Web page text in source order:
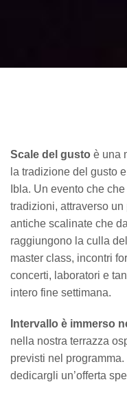
Scale del gusto è una
la tradizione del gusto
Ibla. Un evento che
tradizioni, attraverso
antiche scalinate che
raggiungono la culla
master class, incontri
concerti, laboratori e
intero fine settimana.
Intervallo è immerso
nella nostra terrazza
previsti nel
dedicargli un’offerta